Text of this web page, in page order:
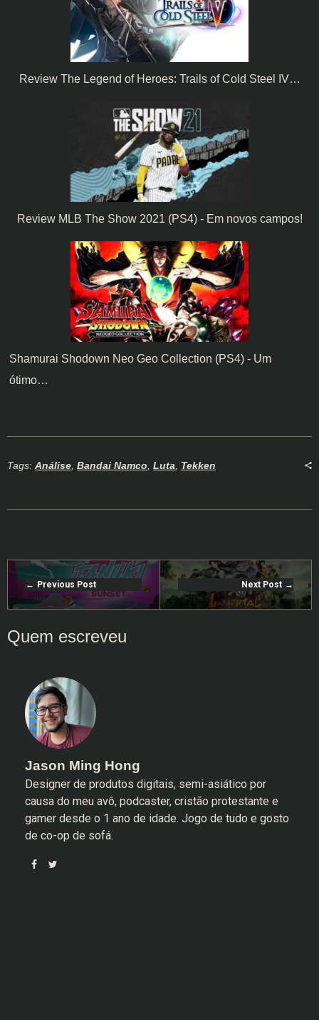
Review The Legend of Heroes: Trails of Cold Steel IV…
Review MLB The Show 2021 (PS4) - Em novos campos!
Shamurai Shodown Neo Geo Collection (PS4) - Um
ótimo…
Tags: Análise Bandai Namco Luta Tekken
Previous Post Next Post
Jason Ming Hong
Designer de produtos digitais, semi-asiático por
causa do meu avô, podcaster, cristão protestante e
gamer desde o 1 ano de idade. Jogo de tudo e gosto
de co-op de sofá.